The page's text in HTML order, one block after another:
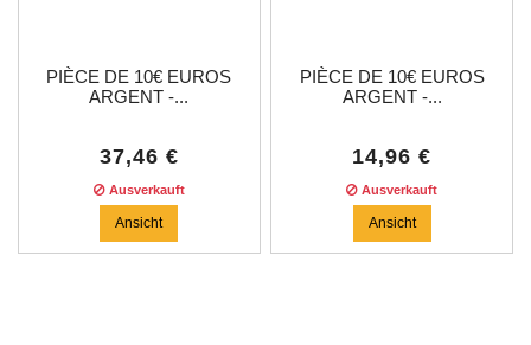
PIÈCE DE 10€ EUROS
ARGENT -...
37,46 €
Ausverkauft
Ansicht
PIÈCE DE 10€ EUROS
ARGENT -...
14,96 €
Ausverkauft
Ansicht